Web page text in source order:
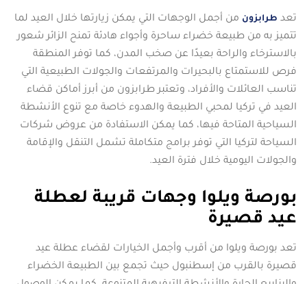
تعد طرابزون من أجمل الوجهات التي يمكن زيارتها خلال العيد لما
تتميز به من طبيعة خضراء ساحرة وأجواء هادئة تمنح الزائر شعور
بالاسترخاء والراحة بعيدًا عن صخب المدن، كما توفر المنطقة
فرص للاستمتاع بالبحيرات والمرتفعات والجولات الطبيعية التي
تناسب العائلات والأفراد، وتعتبر طرابزون من أبرز أماكن قضاء
العيد في تركيا لمحبي الطبيعة والهدوء خاصة مع تنوع الأنشطة
السياحية المتاحة فيها، كما يمكن الاستفادة من عروض شركات
السياحة لتركيا التي توفر برامج متكاملة تشمل التنقل والإقامة
والجولات اليومية خلال فترة العيد.
بورصة ويلوا وجهات قريبة لعطلة
عيد قصيرة
تعد بورصة ويلوا من أقرب وأجمل الخيارات لقضاء عطلة عيد
قصيرة بالقرب من إسطنبول حيث تجمع بين الطبيعة الخضراء